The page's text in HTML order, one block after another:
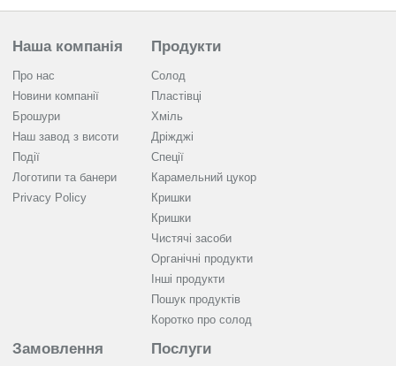
Наша компанія
Про нас
Новини компанії
Брошури
Наш завод з висоти
Події
Логотипи та банери
Privacy Policy
Продукти
Солод
Пластівці
Хміль
Дріжджі
Спеції
Карамельний цукор
Кришки
Кришки
Чистячі засоби
Органічні продукти
Інші продукти
Пошук продуктів
Коротко про солод
Замовлення Послуги